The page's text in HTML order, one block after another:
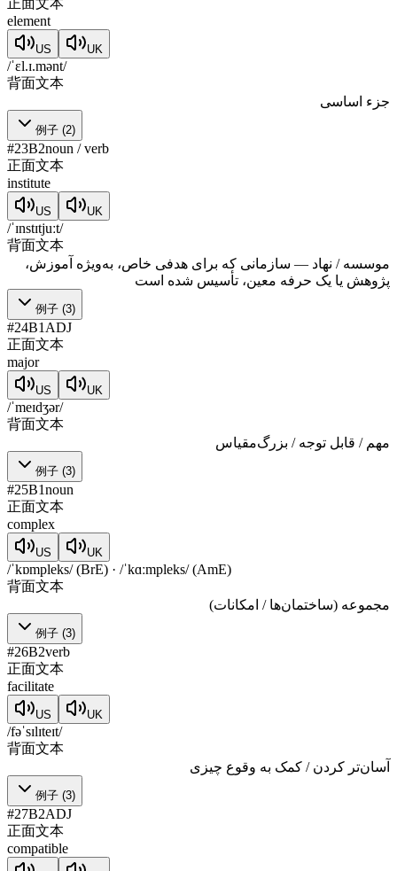
element
US UK
/ˈɛl.ɪ.mənt/
背面文本
جزء اساسی
例子 (2)
#23B2noun / verb
正面文本
institute
US UK
/ˈɪnstɪtjuːt/
背面文本
موسسه / نهاد — سازمانی که برای هدفی خاص، به‌ویژه آموزش،
پژوهش یا یک حرفه معین، تأسیس شده است
例子 (3)
#24B1 ADJ
正面文本
major
US UK
/ˈmeɪdʒər/
背面文本
مهم / قابل توجه / بزرگ‌مقیاس
例子 (3)
#25B1noun
正面文本
complex
US UK
/ˈkɒmpleks/ (BrE) · /ˈkɑːmpleks/ (AmE)
背面文本
مجموعه (ساختمان‌ها / امکانات)
例子 (3)
#26B2verb
正面文本
facilitate
US UK
/fəˈsɪlɪteɪt/
背面文本
آسان‌تر کردن / کمک به وقوع چیزی
例子 (3)
#27B2ADJ
正面文本
compatible